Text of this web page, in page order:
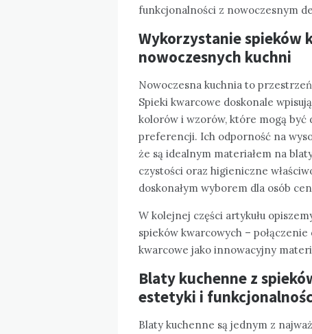
funkcjonalności z nowoczesnym
Wykorzystanie spieków
nowoczesnych kuchni
Nowoczesna kuchnia to
Spieki kwarcowe doskonale
kolorów i wzorów, które mogą być
preferencji. Ich odporność na
że są idealnym materiałem na
czystości oraz higieniczne
doskonałym wyborem dla osób
W kolejnej części artykułu
spieków kwarcowych –
kwarcowe jako innowacyjny
Blaty kuchenne z
estetyki i
Blaty kuchenne są jednym z